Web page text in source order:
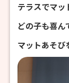
テラスでマッ
どの子も喜ん
マットあそび